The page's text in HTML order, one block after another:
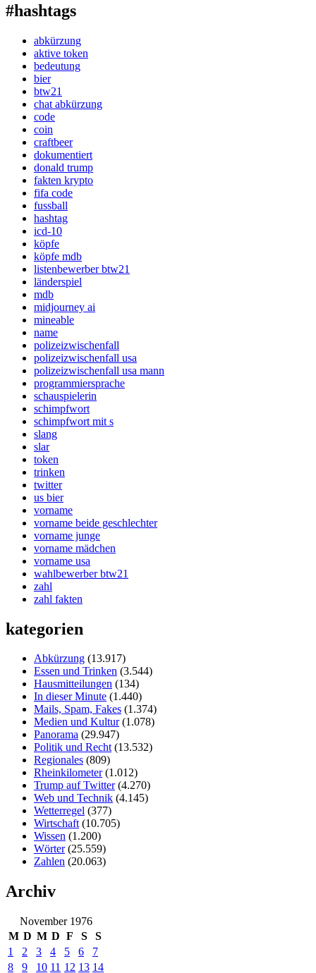
#hashtags
abkürzung
aktive token
bedeutung
bier
btw21
chat abkürzung
code
coin
craftbeer
dokumentiert
donald trump
fakten krypto
fifa code
fussball
hashtag
icd-10
köpfe
köpfe mdb
listenbewerber btw21
länderspiel
mdb
midjourney ai
mineable
name
polizeizwischenfall
polizeizwischenfall usa
polizeizwischenfall usa mann
programmiersprache
schauspielerin
schimpfwort
schimpfwort mit s
slang
slar
token
trinken
twitter
us bier
vorname
vorname beide geschlechter
vorname junge
vorname mädchen
vorname usa
wahlbewerber btw21
zahl
zahl fakten
kategorien
Abkürzung (13.917)
Essen und Trinken (3.544)
Hausmitteilungen (134)
In dieser Minute (1.440)
Mails, Spam, Fakes (1.374)
Medien und Kultur(1.078)
Panorama (29.947)
Politik und Recht(13.532)
Regionales (809)
Rheinkilometer(1.012)
Trump auf Twitter(4.270)
Web und Technik (4.145)
Wetterregel (377)
Wirtschaft(10.705)
Wissen (1.200)
Wörter(25.559)
Zahlen (20.063)
Archiv
November 1976
M D M D F S
S
1
2 3 4 5 6
7
8
9 10 11 12 13 14